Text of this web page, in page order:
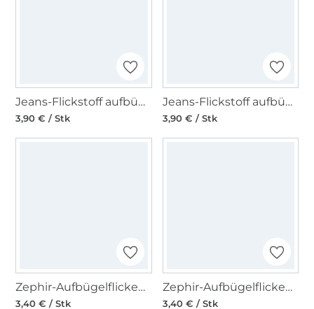
Jeans-Flickstoff aufbügelbar, 210=marine
3,90 € / Stk
Jeans-Flickstoff aufbügelbar, 259=hellblau
3,90 € / Stk
Zephir-Aufbügelflicken, 000=schwarz
3,40 € / Stk
Zephir-Aufbügelflicken, 259=hellblau
3,40 € / Stk